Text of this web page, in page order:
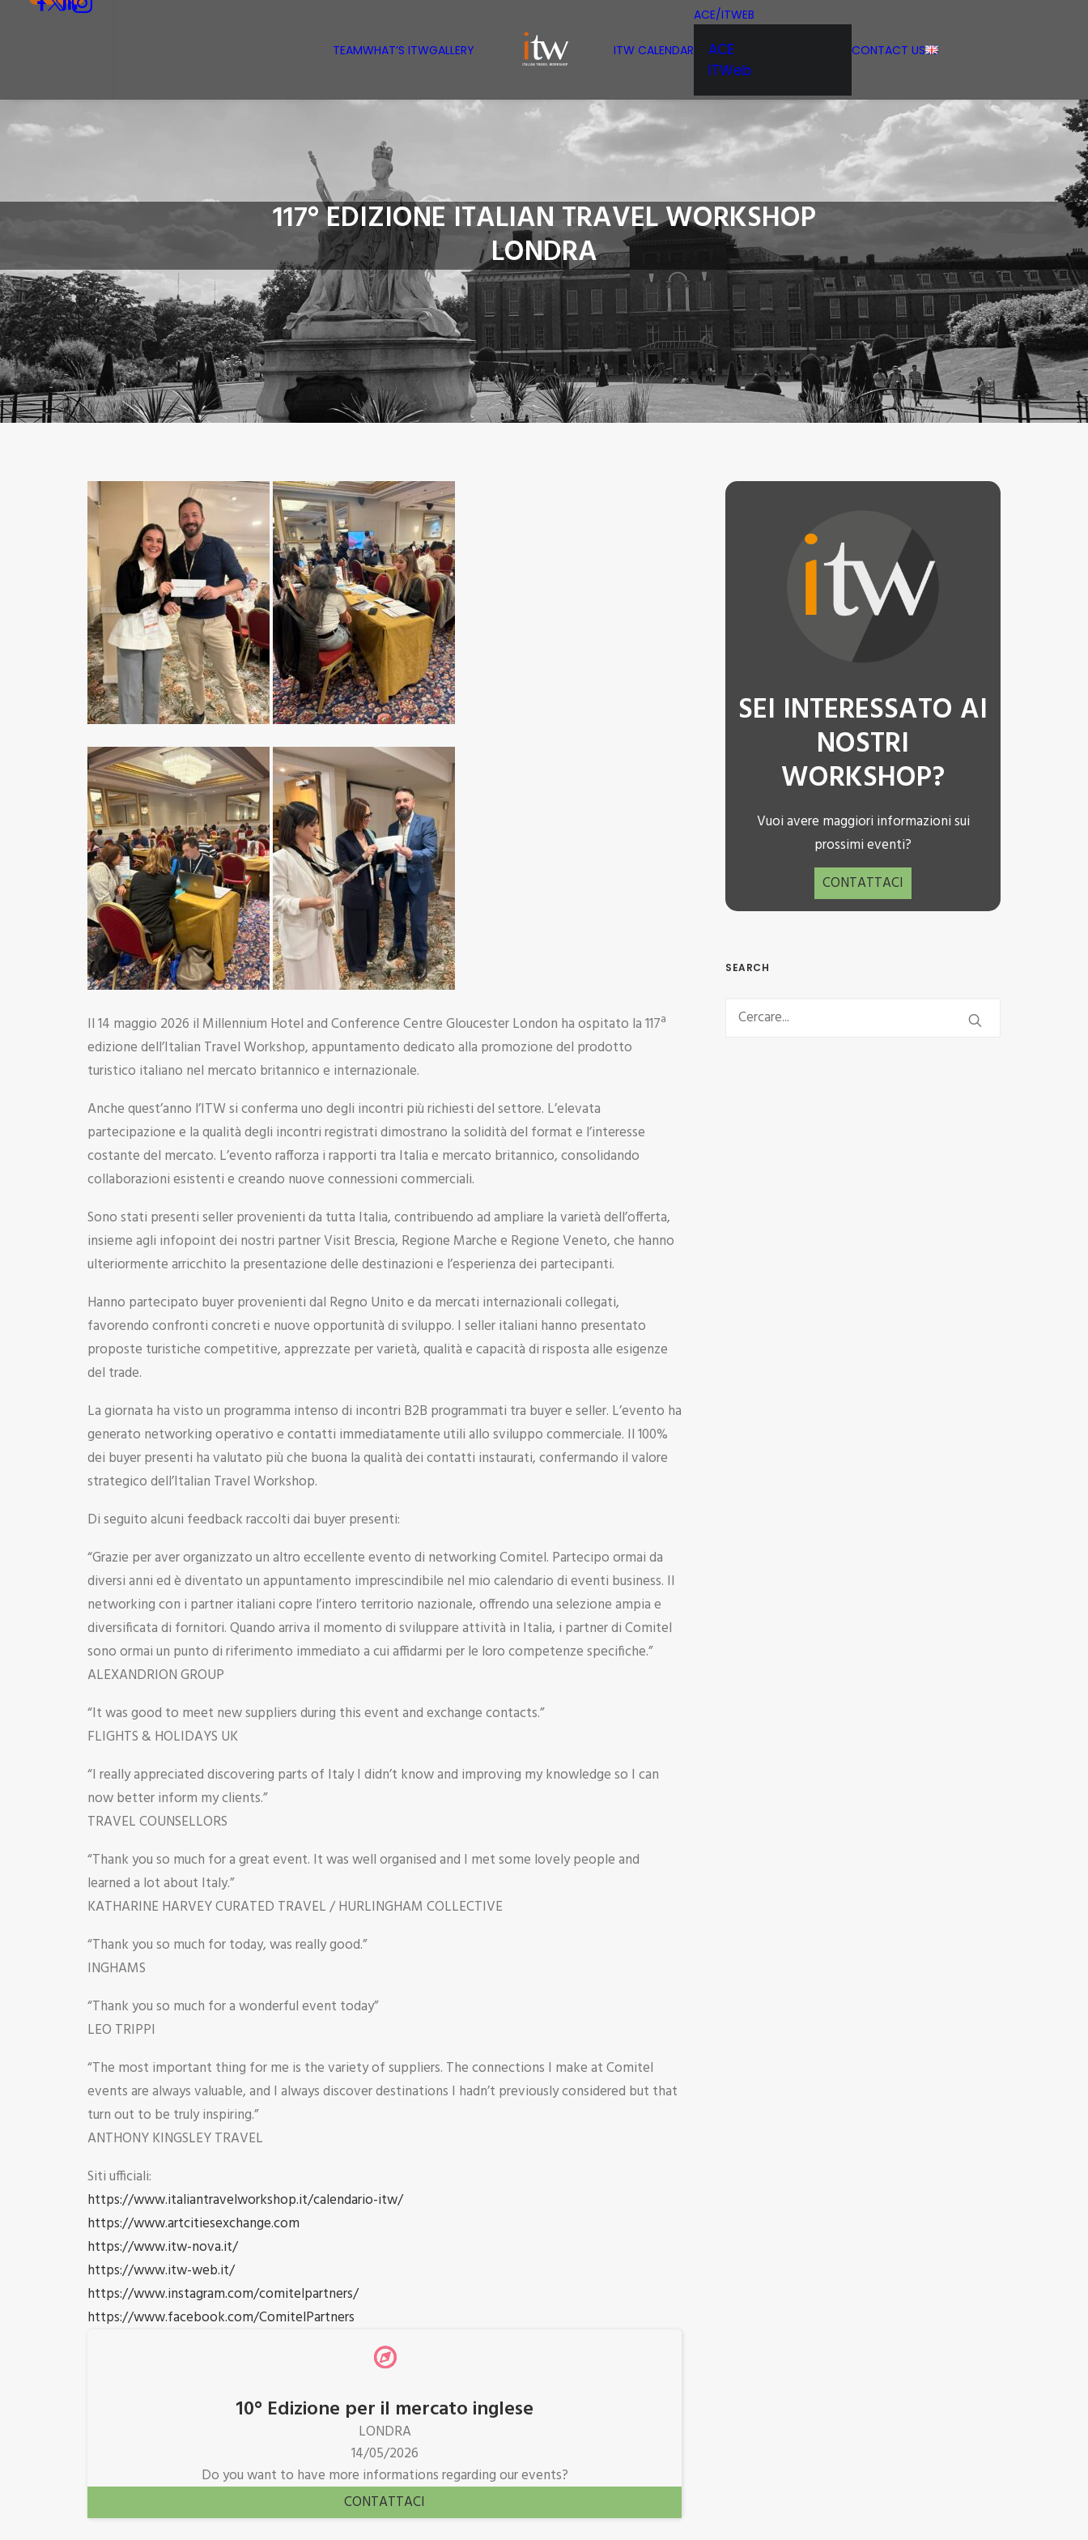
TEAMWHAT’S ITWGALLERY ITW CALENDAR
ACE/ITWEB
ACE
ITWeb
CONTACT US
117° EDIZIONE ITALIAN TRAVEL WORKSHOP
LONDRA
Il 14 maggio 2026 il Millennium Hotel and Conference Centre Gloucester London ha ospitato la 117ª
edizione dell’Italian Travel Workshop, appuntamento dedicato alla promozione del prodotto
turistico italiano nel mercato britannico e internazionale.
Anche quest’anno l’ITW si conferma uno degli incontri più richiesti del settore. L’elevata
partecipazione e la qualità degli incontri registrati dimostrano la solidità del format e l’interesse
costante del mercato. L’evento rafforza i rapporti tra Italia e mercato britannico, consolidando
collaborazioni esistenti e creando nuove connessioni commerciali.
Sono stati presenti seller provenienti da tutta Italia, contribuendo ad ampliare la varietà dell’offerta,
insieme agli infopoint dei nostri partner Visit Brescia, Regione Marche e Regione Veneto, che hanno
ulteriormente arricchito la presentazione delle destinazioni e l’esperienza dei partecipanti.
Hanno partecipato buyer provenienti dal Regno Unito e da mercati internazionali collegati,
favorendo confronti concreti e nuove opportunità di sviluppo. I seller italiani hanno presentato
proposte turistiche competitive, apprezzate per varietà, qualità e capacità di risposta alle esigenze
del trade.
La giornata ha visto un programma intenso di incontri B2B programmati tra buyer e seller. L’evento ha
generato networking operativo e contatti immediatamente utili allo sviluppo commerciale. Il 100%
dei buyer presenti ha valutato più che buona la qualità dei contatti instaurati, confermando il valore
strategico dell’Italian Travel Workshop.
Di seguito alcuni feedback raccolti dai buyer presenti:
“Grazie per aver organizzato un altro eccellente evento di networking Comitel. Partecipo ormai da
diversi anni ed è diventato un appuntamento imprescindibile nel mio calendario di eventi business. Il
networking con i partner italiani copre l’intero territorio nazionale, offrendo una selezione ampia e
diversificata di fornitori. Quando arriva il momento di sviluppare attività in Italia, i partner di Comitel
sono ormai un punto di riferimento immediato a cui affidarmi per le loro competenze specifiche.”
ALEXANDRION GROUP
“It was good to meet new suppliers during this event and exchange contacts.”
FLIGHTS & HOLIDAYS UK
“I really appreciated discovering parts of Italy I didn’t know and improving my knowledge so I can
now better inform my clients.”
TRAVEL COUNSELLORS
“Thank you so much for a great event. It was well organised and I met some lovely people and
learned a lot about Italy.”
KATHARINE HARVEY CURATED TRAVEL / HURLINGHAM COLLECTIVE
“Thank you so much for today, was really good.”
INGHAMS
“Thank you so much for a wonderful event today”
LEO TRIPPI
“The most important thing for me is the variety of suppliers. The connections I make at Comitel
events are always valuable, and I always discover destinations I hadn’t previously considered but that
turn out to be truly inspiring.”
ANTHONY KINGSLEY TRAVEL
Siti ufficiali:
https://www.italiantravelworkshop.it/calendario-itw/
https://www.artcitiesexchange.com
https://www.itw-nova.it/
https://www.itw-web.it/
https://www.instagram.com/comitelpartners/
https://www.facebook.com/ComitelPartners
10° Edizione per il mercato inglese
LONDRA
14/05/2026
Do you want to have more informations regarding our events?
CONTATTACI
SEI INTERESSATO AI
NOSTRI
WORKSHOP?
Vuoi avere maggiori informazioni sui
prossimi eventi?
CONTATTACI
SEARCH